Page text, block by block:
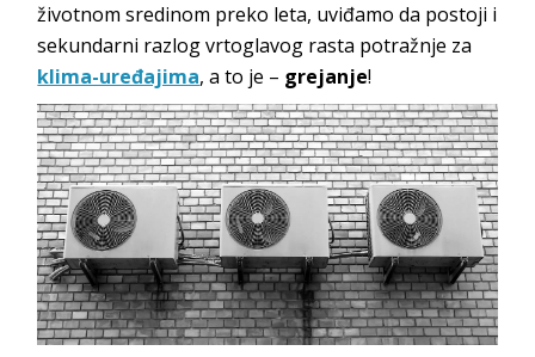
životnom sredinom preko leta, uviđamo da postoji i
sekundarni razlog vrtoglavog rasta potražnje za
klima-uređajima, a to je – grejanje!